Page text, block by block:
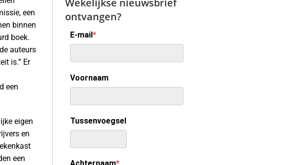
een
binnen
boek.
auteurs
is.” Er
een
eigen
en
een
Wekelijkse nieuwsbrief
ontvangen?